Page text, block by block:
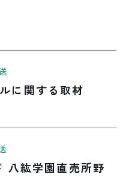
に関する取材
八紘学園直売所野